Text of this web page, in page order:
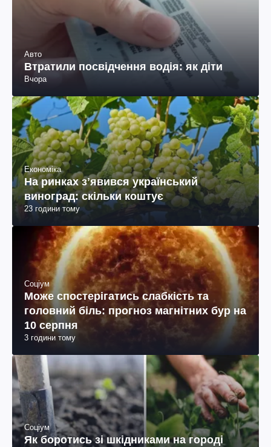
Авто
Втратили посвідчення водія: як діти
Вчора
Економіка
На ринках зʼявився український
виноград: скільки коштує
23 години тому
Соціум
Може спостерігатись слабкість та
головний біль: прогноз магнітних бур на
10 серпня
3 години тому
Соціум
Як боротись зі шкідниками на городі